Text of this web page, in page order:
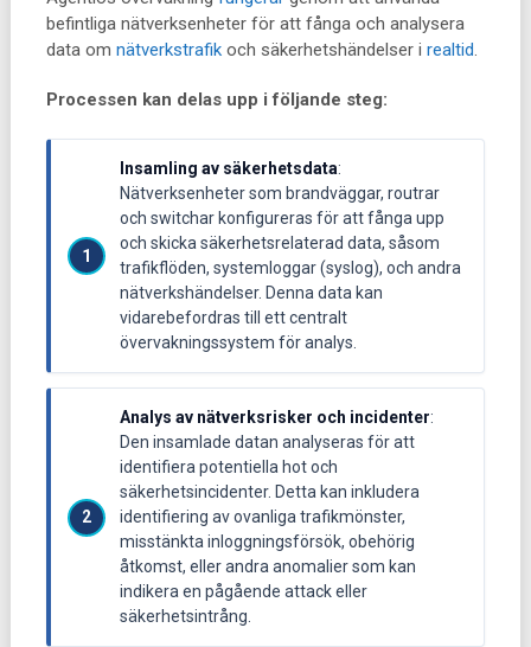
befintliga nätverksenheter för att fånga och analysera
data om nätverkstrafikoch säkerhetshändelser i realtid.
Processen kan delas upp i följande steg:
Insamling av säkerhetsdata:
Nätverksenheter som brandväggar, routrar
och switchar konfigureras för att fånga upp
och skicka säkerhetsrelaterad data, såsom
trafikflöden, systemloggar (syslog), och andra
nätverkshändelser. Denna data kan
vidarebefordras till ett centralt
övervakningssystem för analys.
Analys av nätverksrisker och incidenter:
Den insamlade datan analyseras för att
identifiera potentiella hot och
säkerhetsincidenter. Detta kan inkludera
identifiering av ovanliga trafikmönster,
misstänkta inloggningsförsök, obehörig
åtkomst, eller andra anomalier som kan
indikera en pågående attack eller
säkerhetsintrång.